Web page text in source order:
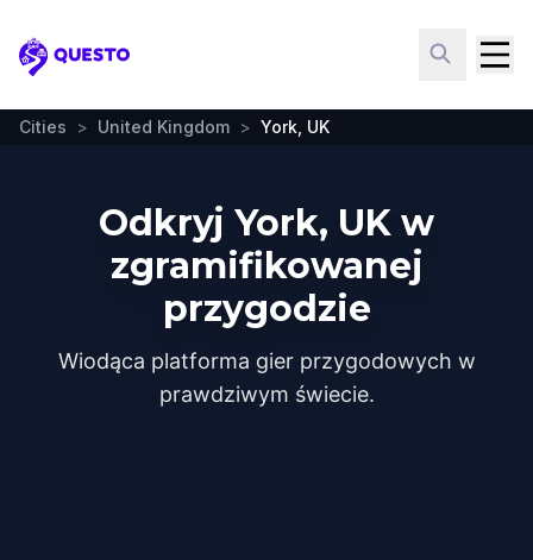
Questo
Cities > United Kingdom > York, UK
Odkryj York, UK w
zgramifikowanej
przygodzie
Wiodąca platforma gier przygodowych w
prawdziwym świecie.